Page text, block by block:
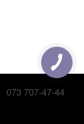
073 707-47-44